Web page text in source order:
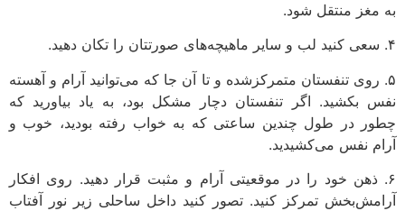
به مغز منتقل شود.
۴. سعی کنید لب و سایر ماهیچه‌های صورتتان را تکان دهید.
۵. روی تنفستان متمرکزشده و تا آن جا که می‌توانید آرام و آهسته
نفس بکشید. اگر تنفستان دچار مشکل بود، به یاد بیاورید که
چطور در طول چندین ساعتی که به خواب رفته بودید، خوب و
آرام نفس می‌کشیدید.
۶. ذهن خود را در موقعیتی آرام و مثبت قرار دهید. روی افکار
آرامش‌بخش تمرکز کنید. تصور کنید داخل ساحلی زیر نور آفتاب